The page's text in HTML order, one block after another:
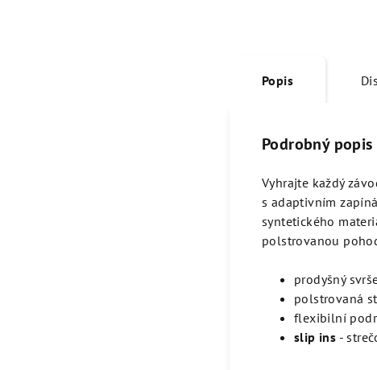
Popis
Podrobný popis
Vyhrajte každý
s adaptivním
syntetického
polstrovanou
prodyšný
polstrovaná
flexibilní
slip ins -